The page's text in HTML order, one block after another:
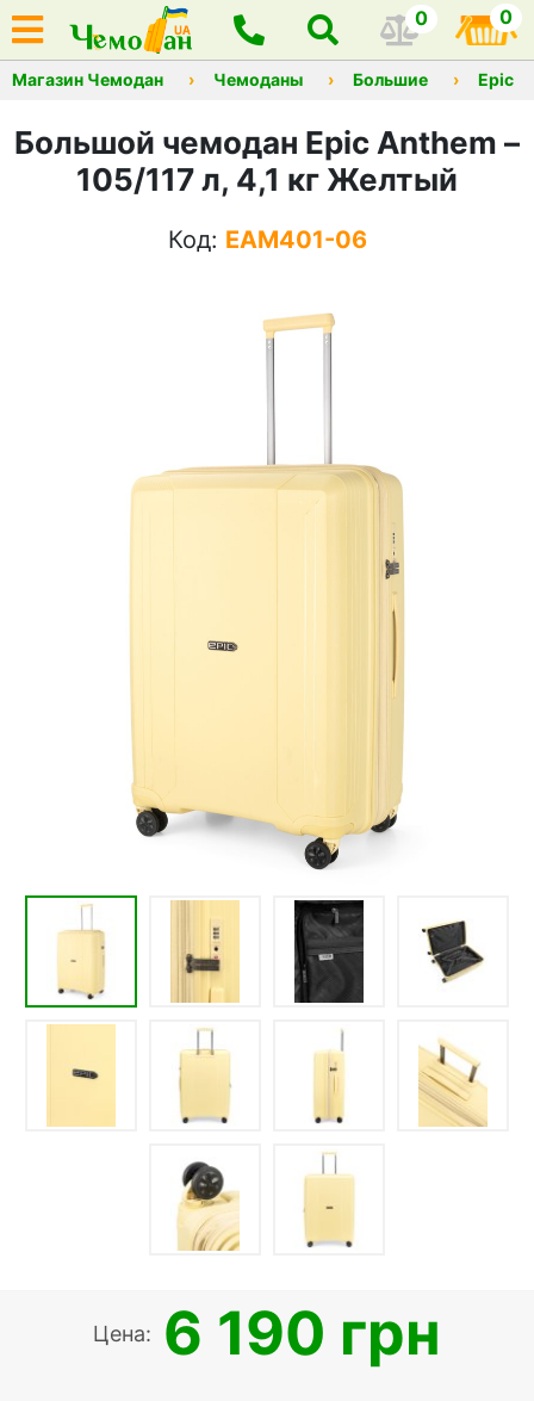
0 0
Магазин Чемодан Чемоданы Большие Epic
Большой чемодан Epic Anthem –
105/117 л, 4,1 кг Желтый
Код: EAM401-06
Цена: 6 190 грн